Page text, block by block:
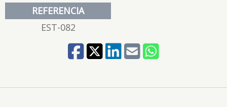
REFERENCIA
EST-082